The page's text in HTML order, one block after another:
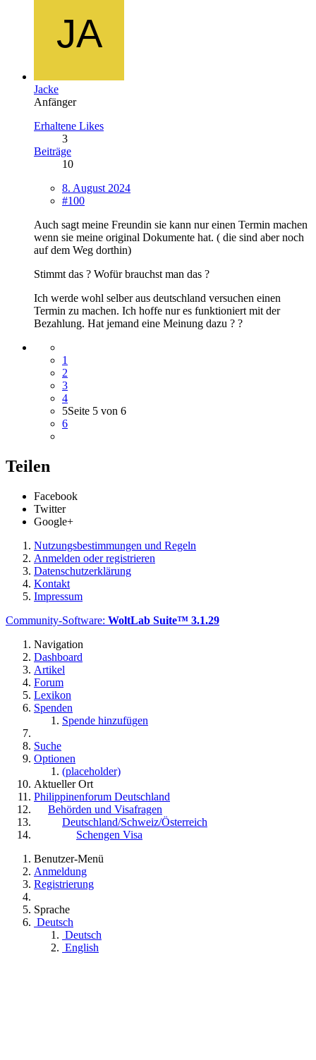
Jacke
Anfänger
Erhaltene Likes
3
Beiträge
10
8. August 2024
#100
Auch sagt meine Freundin sie kann nur einen Termin machen
wenn sie meine original Dokumente hat. ( die sind aber noch
auf dem Weg dorthin)
Stimmt das ? Wofür brauchst man das ?
Ich werde wohl selber aus deutschland versuchen einen
Termin zu machen. Ich hoffe nur es funktioniert mit der
Bezahlung. Hat jemand eine Meinung dazu ? ?
1
2
3
4
5Seite 5 von 6
6
Teilen
Facebook
Twitter
Google+
Nutzungsbestimmungen und Regeln
Anmelden oder registrieren
Datenschutzerklärung
Kontakt
Impressum
Community-Software: WoltLab Suite™ 3.1.29
Navigation
Dashboard
Artikel
Forum
Lexikon
Spenden
Spende hinzufügen
Suche
Optionen
(placeholder)
Aktueller Ort
Philippinenforum Deutschland
Behörden und Visafragen
Deutschland/Schweiz/Österreich
Schengen Visa
Benutzer-Menü
Anmeldung
Registrierung
Sprache
Deutsch
Deutsch
English